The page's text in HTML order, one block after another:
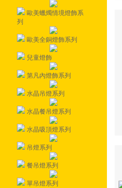
歐美蠟燭情境燈飾系
列
歐美全銅燈飾系列
兒童燈飾
第凡內燈飾系列
水晶吊燈系列
水晶餐吊燈系列
水晶吸頂燈系列
吊燈系列
餐吊燈系列
單吊燈系列